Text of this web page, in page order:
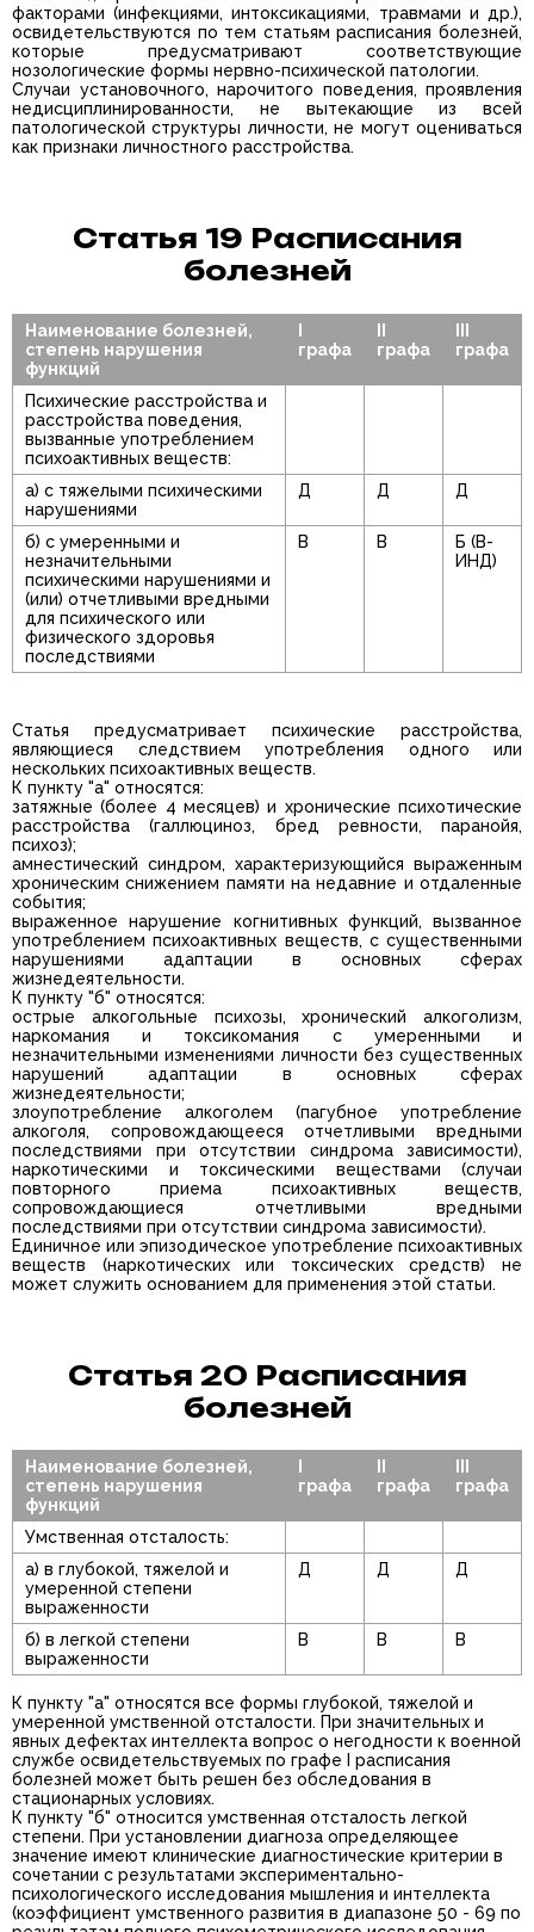
факторами (инфекциями, интоксикациями, травмами и др.),
освидетельствуются по тем статьям расписания болезней,
которые предусматривают соответствующие
нозологические формы нервно-психической патологии.
Случаи установочного, нарочитого поведения, проявления
недисциплинированности, не вытекающие из всей
патологической структуры личности, не могут оцениваться
как признаки личностного расстройства.
Статья 19 Расписания
болезней
Наименование болезней,
степень нарушения
функций
I
графа
II
графа
III
графа
Психические расстройства и
расстройства поведения,
вызванные употреблением
психоактивных веществ:
а) с тяжелыми психическими
нарушениями
Д Д Д
б) с умеренными и
незначительными
психическими нарушениями и
(или) отчетливыми вредными
для психического или
физического здоровья
последствиями
В В
Б (В-
ИНД)
Статья предусматривает психические расстройства,
являющиеся следствием употребления одного или
нескольких психоактивных веществ.
К пункту "а" относятся:
затяжные (более 4 месяцев) и хронические психотические
расстройства (галлюциноз, бред ревности, паранойя,
психоз);
амнестический синдром, характеризующийся выраженным
хроническим снижением памяти на недавние и отдаленные
события;
выраженное нарушение когнитивных функций, вызванное
употреблением психоактивных веществ, с существенными
нарушениями адаптации в основных сферах
жизнедеятельности.
К пункту "б" относятся:
острые алкогольные психозы, хронический алкоголизм,
наркомания и токсикомания с умеренными и
незначительными изменениями личности без существенных
нарушений адаптации в основных сферах
жизнедеятельности;
злоупотребление алкоголем (пагубное употребление
алкоголя, сопровождающееся отчетливыми вредными
последствиями при отсутствии синдрома зависимости),
наркотическими и токсическими веществами (случаи
повторного приема психоактивных веществ,
сопровождающиеся отчетливыми вредными
последствиями при отсутствии синдрома зависимости).
Единичное или эпизодическое употребление психоактивных
веществ (наркотических или токсических средств) не
может служить основанием для применения этой статьи.
Статья 20 Расписания
болезней
Наименование болезней,
степень нарушения
функций
графа
графа
графа
Умственная отсталость:
а) в глубокой, тяжелой и
умеренной степени
выраженности
Д Д Д
б) в легкой степени
выраженности
В В В
К пункту "а" относятся все формы глубокой, тяжелой и
умеренной умственной отсталости. При значительных и
явных дефектах интеллекта вопрос о негодности к военной
службе освидетельствуемых по графе I расписания
болезней может быть решен без обследования в
стационарных условиях.
К пункту "б" относится умственная отсталость легкой
степени. При установлении диагноза определяющее
значение имеют клинические диагностические критерии в
сочетании с результатами экспериментально-
психологического исследования мышления и интеллекта
(коэффициент умственного развития в диапазоне 50 - 69 по